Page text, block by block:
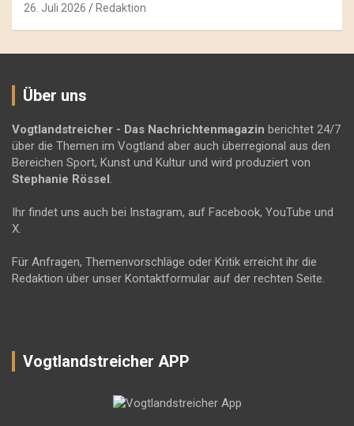
26. Juli 2026 Redaktion
Über uns
Vogtlandstreicher - Das Nachrichtenmagazin berichtet 24/7
über die Themen im Vogtland aber auch überregional aus den
Bereichen Sport, Kunst und Kultur und wird produziert von
Stephanie Rössel.
Ihr findet uns auch bei Instagram, auf Facebook, YouTube und
X.
Für Anfragen, Themenvorschläge oder Kritik erreicht ihr die
Redaktion über unser Kontaktformular auf der rechten Seite.
Vogtlandstreicher APP